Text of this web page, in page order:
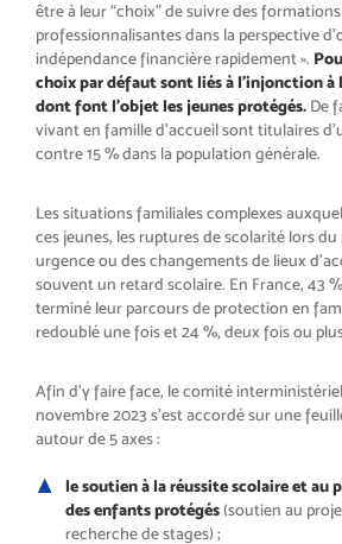
être à leur “choix” de suivre des
professionnalisantes dans la perspective
indépendance financière rapidement ».
choix par défaut sont liés à l’injonction à
dont font l’objet les jeunes protégés. De
vivant en famille d’accueil sont titulaires
contre 15 % dans la population générale.
Les situations familiales complexes
ces jeunes, les ruptures de scolarité lors
urgence ou des changements de lieux
souvent un retard scolaire. En France, 43
terminé leur parcours de protection en
redoublé une fois et 24 %, deux fois ou
Afin d’y faire face, le comité
novembre 2023 s’est accordé sur une
autour de 5 axes :
le soutien à la réussite scolaire et au
des enfants protégés(soutien au
recherche de stages) ;